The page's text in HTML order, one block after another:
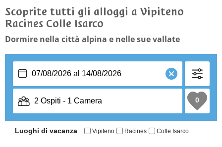
Scoprite tutti gli alloggi a Vipiteno
Racines Colle Isarco
Dormire nella città alpina e nelle sue vallate